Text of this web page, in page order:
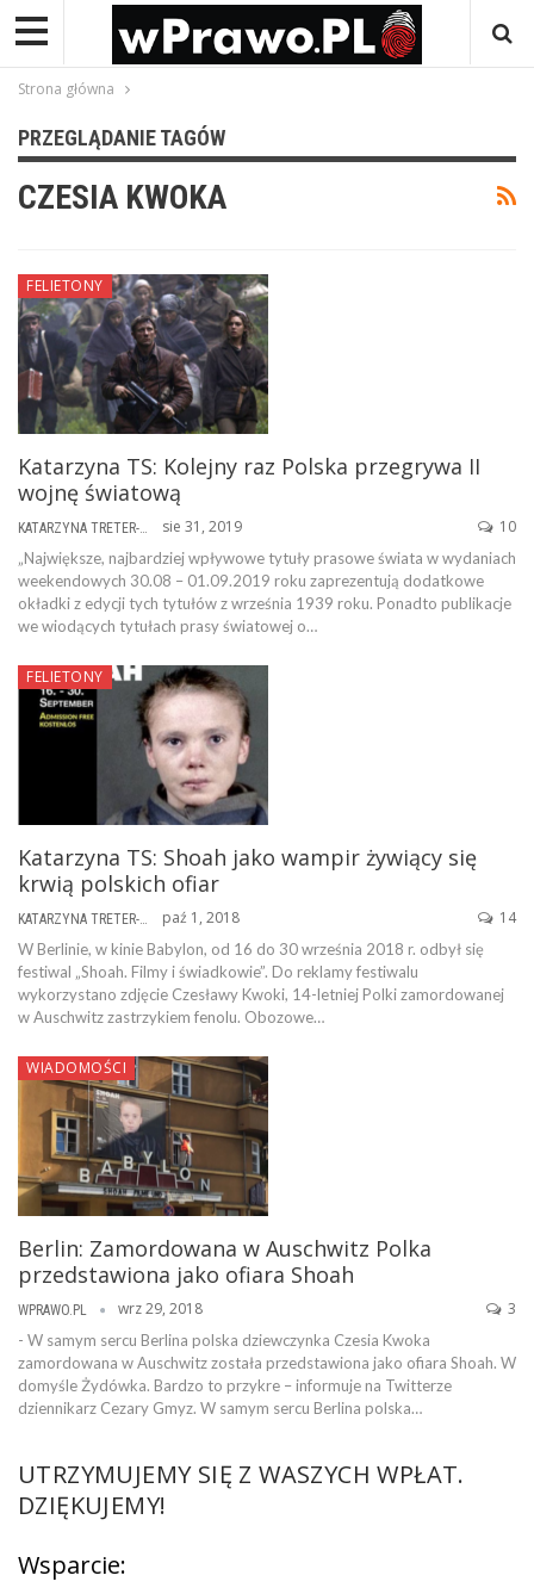
Strona główna
PRZEGLĄDANIE TAGÓW
CZESIA KWOKA
FELIETONY
Katarzyna TS: Kolejny raz Polska przegrywa II
wojnę światową
sie 31, 2019 10
„Największe, najbardziej wpływowe tytuły prasowe świata w wydaniach
weekendowych 30.08 – 01.09.2019 roku zaprezentują dodatkowe
okładki z edycji tych tytułów z września 1939 roku. Ponadto publikacje
we wiodących tytułach prasy światowej o…
FELIETONY
Katarzyna TS: Shoah jako wampir żywiący się
krwią polskich ofiar
KATARZYNA TRETER-SIERPIŃSKA paź 1, 2018 14
W Berlinie, w kinie Babylon, od 16 do 30 września 2018 r. odbył się
festiwal „Shoah. Filmy i świadkowie”. Do reklamy festiwalu
wykorzystano zdjęcie Czesławy Kwoki, 14-letniej Polki zamordowanej
w Auschwitz zastrzykiem fenolu. Obozowe…
WIADOMOŚCI
Berlin: Zamordowana w Auschwitz Polka
przedstawiona jako ofiara Shoah
WPRAWO.PL wrz 29, 2018 3
- W samym sercu Berlina polska dziewczynka Czesia Kwoka
zamordowana w Auschwitz została przedstawiona jako ofiara Shoah. W
domyśle Żydówka. Bardzo to przykre – informuje na Twitterze
dziennikarz Cezary Gmyz. W samym sercu Berlina polska…
UTRZYMUJEMY SIĘ Z WASZYCH WPŁAT.
DZIĘKUJEMY!
Wsparcie: